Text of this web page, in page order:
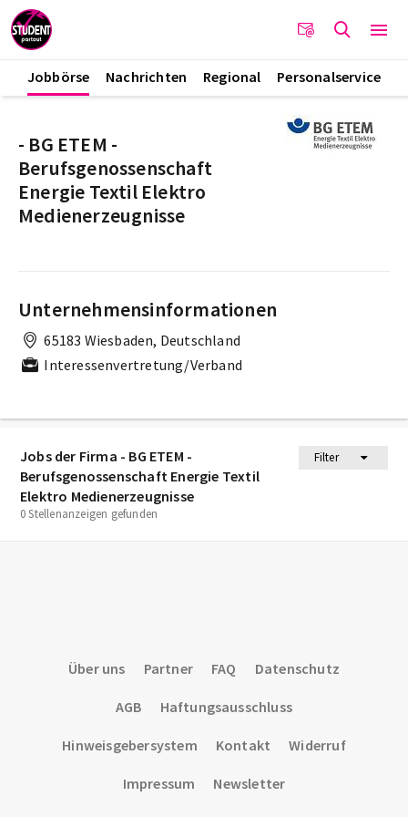
Jobbörse Nachrichten Regional Personalservice
Jobs der Firma - BG ETEM -
Berufsgenossenschaft Energie Textil
Elektro Medienerzeugnisse
Filter
0 Stellenanzeigen gefunden
- BG ETEM -
Berufsgenossenschaft
Energie Textil Elektro
Medienerzeugnisse
Unternehmensinformationen
65183 Wiesbaden, Deutschland
Interessenvertretung/Verband
Über uns Partner FAQ Datenschutz
AGB Haftungsausschluss
Hinweisgebersystem Kontakt Widerruf
Impressum Newsletter